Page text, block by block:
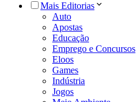
Mais Editorias
Auto
Apostas
Educação
Emprego e Concursos
Eloos
Games
Indústria
Jogos